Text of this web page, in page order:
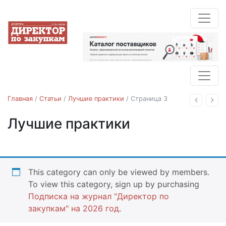
Назад
Главная / Статьи / Лучшие практики / Страница 3
Лучшие практики
This category can only be viewed by members.
To view this category, sign up by purchasing
Подписка на журнал "Директор по
закупкам" на 2026 год.